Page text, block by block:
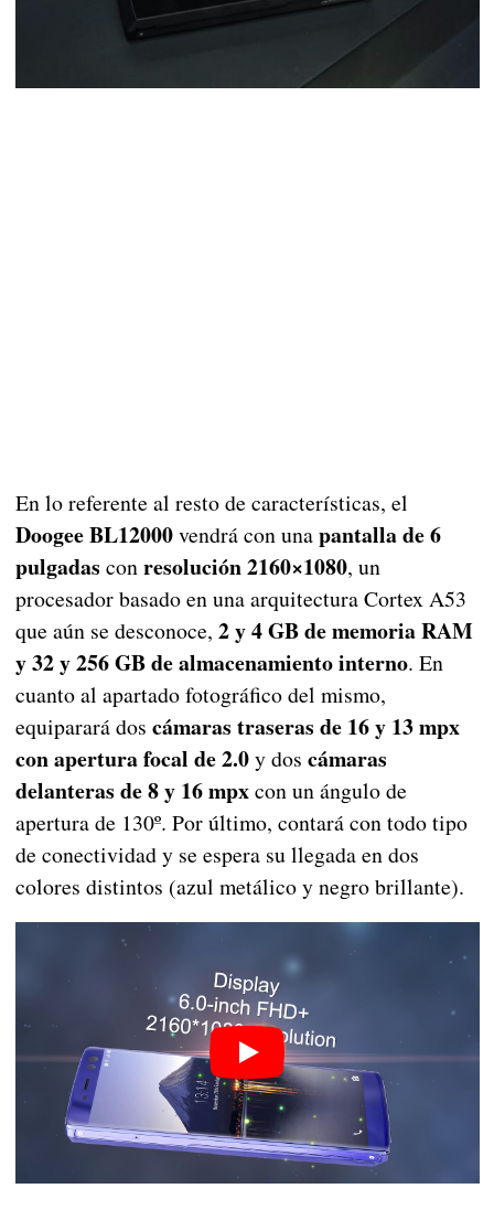
En lo referente al resto de características, el
Doogee BL12000vendrá con unapantalla de 6
pulgadas conresolución 2160×1080, un
procesador basado en una arquitectura Cortex A53
que aún se desconoce, 2 y 4 GB de memoria RAM
y 32 y 256 GB de almacenamiento interno. En
cuanto al apartado fotográfico del mismo,
equiparará dos cámaras traseras de 16 y 13 mpx
con apertura focal de 2.0y dos cámaras
delanteras de 8 y 16 mpxcon un ángulo de
apertura de 130º. Por último, contará con todo tipo
de conectividad y se espera su llegada en dos
colores distintos (azul metálico y negro brillante).